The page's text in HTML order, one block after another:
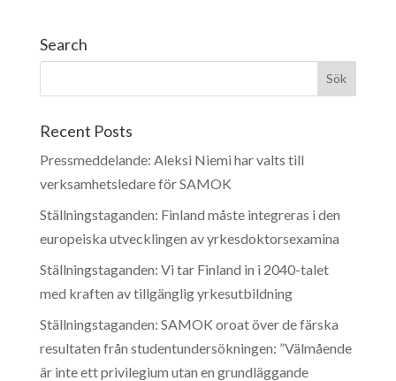
Search
Recent Posts
Pressmeddelande: Aleksi Niemi har valts till
verksamhetsledare för SAMOK
Ställningstaganden: Finland måste integreras i den
europeiska utvecklingen av yrkesdoktorsexamina
Ställningstaganden: Vi tar Finland in i 2040-talet
med kraften av tillgänglig yrkesutbildning
Ställningstaganden: SAMOK oroat över de färska
resultaten från studentundersökningen: ”Välmående
är inte ett privilegium utan en grundläggande